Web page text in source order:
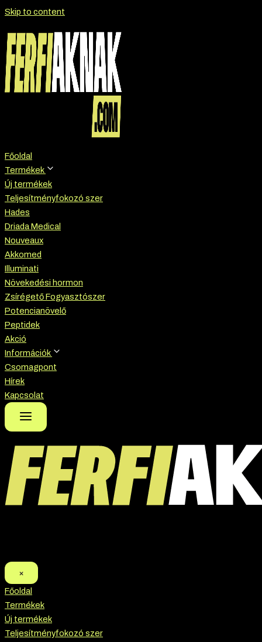
Skip to content
Főoldal
Termékek
Új termékek
Teljesítményfokozó szer
Hades
Driada Medical
Nouveaux
Akkomed
Illuminati
Növekedési hormon
Zsírégető Fogyasztószer
Potencianövelő
Peptidek
Akció
Információk
Csomagpont
Hírek
Kapcsolat
×
Főoldal
Termékek
Új termékek
Teljesítményfokozó szer